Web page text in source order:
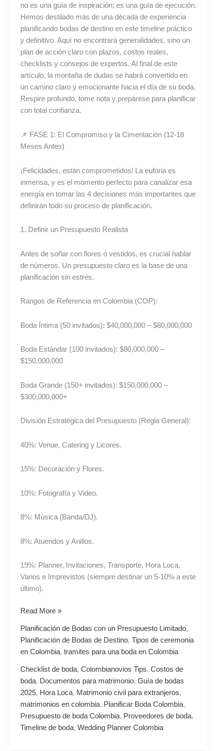
no es una guía de inspiración; es una guía de ejecución.
Hemos destilado más de una década de experiencia
planificando bodas de destino en este timeline práctico
y definitivo. Aquí no encontrará generalidades, sino un
plan de acción claro con plazos, costos reales,
checklists y consejos de expertos. Al final de este
artículo, la montaña de dudas se habrá convertido en
un camino claro y emocionante hacia el día de su boda.
Respire profundo, tome nota y prepárese para planificar
con total confianza.
📌 FASE 1: El Compromiso y la Cimentación (12-18
Meses Antes)
¡Felicidades, están comprometidos! La euforia es
inmensa, y es el momento perfecto para canalizar esa
energía en tomar las 4 decisiones más importantes que
definirán todo su proceso de planificación.
1. Definir un Presupuesto Realista
Antes de soñar con flores o vestidos, es crucial hablar
de números. Un presupuesto claro es la base de una
planificación sin estrés.
Rangos de Referencia en Colombia (COP):
Boda Íntima (50 invitados): $40,000,000 – $80,000,000
Boda Estándar (100 invitados): $80,000,000 –
$150,000,000
Boda Grande (150+ invitados): $150,000,000 –
$300,000,000+
División Estratégica del Presupuesto (Regla General):
40%: Venue, Catering y Licores.
15%: Decoración y Flores.
10%: Fotografía y Video.
8%: Música (Banda/DJ).
8%: Atuendos y Anillos.
19%: Planner, Invitaciones, Transporte, Hora Loca,
Varios e Imprevistos (siempre destinar un 5-10% a este
último).
Read More »
Planificación de Bodas con un Presupuesto Limitado,
Planificación de Bodas de Destino, Tipos de ceremonia
en Colombia, tramites para una boda en Colombia
Checklist de boda, Colombianovios Tips, Costos de
boda, Documentos para matrimonio, Guía de bodas
2025, Hora Loca, Matrimonio civil para extranjeros,
matrimonios en colombia, Planificar Boda Colombia,
Presupuesto de boda Colombia, Proveedores de boda,
Timeline de boda, Wedding Planner Colombia